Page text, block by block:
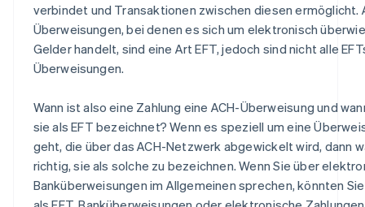
verbindet und Transaktionen zwischen diesen ermöglicht.
Überweisungen, bei denen es sich um elektronisch
Gelder handelt, sind eine Art EFT, jedoch sind nicht alle
Überweisungen.
Wann ist also eine Zahlung eine ACH-Überweisung und
sie als EFT bezeichnet? Wenn es speziell um eine
geht, die über das ACH-Netzwerk abgewickelt wird, dann
richtig, sie als solche zu bezeichnen. Wenn Sie über
Banküberweisungen im Allgemeinen sprechen, könnten